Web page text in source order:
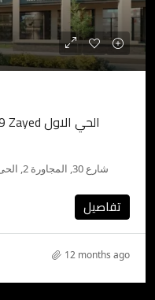
شارع 30, المجاورة 2, الحى 1, تارا ريزيدنس, الجيزة, 12588, مصر
تفاصيل
12 months ago